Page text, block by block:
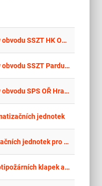
Opravy a revize klimatizací v obvodu SSZT HK OŘ Hradec Králové 2026
Opravy a revize klimatizací v obvodu SSZT Pardubice OŘ Hradec Králové 2026
Opravy a revize klimatizací v obvodu SPS OŘ Hradec Králové 2026
jednotek
OL – Servis a revize klimatizačních jednotek pro Krajskou pobočku ÚP ČR v Olomouci (2026)
Revize, kontroly a opravy protipožárních klapek a větrání CHÚC